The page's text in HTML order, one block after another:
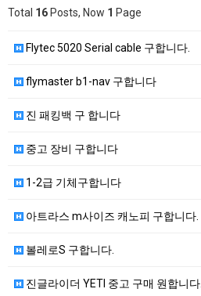
Total 16 Posts, Now 1 Page
Flytec 5020 Serial cable 구합니다.
flymaster b1-nav 구합니다
진 패킹백 구 합니다
중고 장비 구합니다
1-2급 기체구합니다
아트라스 m사이즈 캐노피 구합니다.
볼레로S 구합니다.
진글라이더 YETI 중고 구매 원합니다.